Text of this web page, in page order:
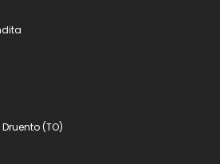
(TO)